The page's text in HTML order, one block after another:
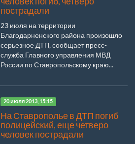
пострадали
23 июля на территории
Благодарненского района произошло
серьезное ДТП, сообщает пресс-
служба Главного управления МВД
России по Ставропольскому краю...
20 июля 2013, 15:15
На Ставрополье в ДТП погиб
полицейский, еще четверо
человек пострадали